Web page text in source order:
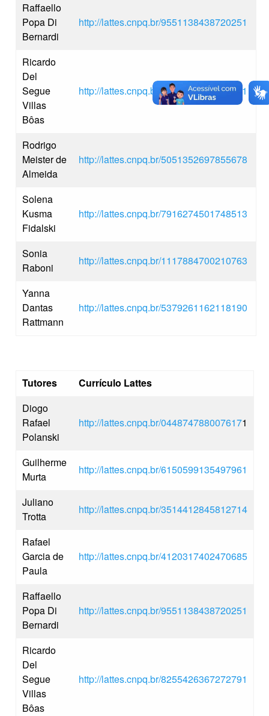
Raffaello
Popa Di
Bernardi
http://lattes.cnpq.br/9551138438720251
Ricardo
Del
Segue
Villas
Bôas
http://lattes.cnpq.br/8255426367272791
Rodrigo
Meister de
Almeida
http://lattes.cnpq.br/5051352697855678
Solena
Kusma
Fidalski
http://lattes.cnpq.br/7916274501748513
Sonia
Raboni
http://lattes.cnpq.br/1117884700210763
Yanna
Dantas
Rattmann
http://lattes.cnpq.br/5379261162118190
Tutores
Currículo Lattes
Diogo
Rafael
Polanski
http://lattes.cnpq.br/0448747880076171
Guilherme
Murta
http://lattes.cnpq.br/6150599135497961
Juliano
Trotta
http://lattes.cnpq.br/3514412845812714
Rafael
Garcia de
Paula
http://lattes.cnpq.br/4120317402470685
Raffaello
Popa Di
Bernardi
http://lattes.cnpq.br/9551138438720251
Ricardo
Del
Segue
Villas
Bôas
http://lattes.cnpq.br/8255426367272791